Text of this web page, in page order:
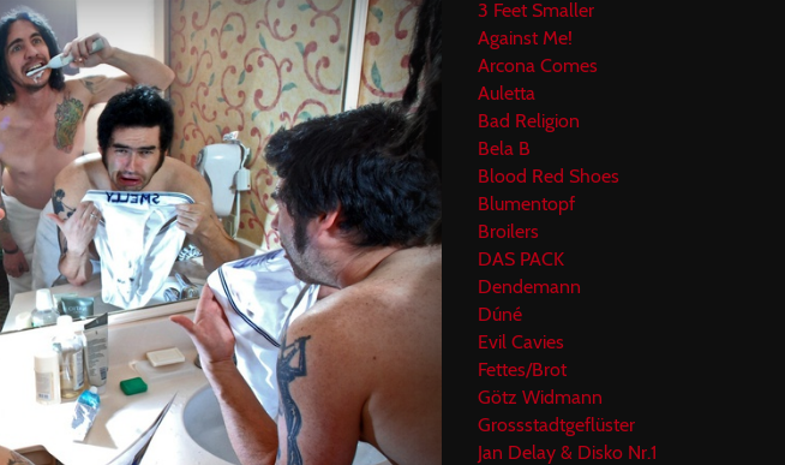
3 Feet Smaller
Against Me!
Arcona Comes
Auletta
Bad Religion
Bela B
Blood Red Shoes
Blumentopf
Broilers
DAS PACK
Dendemann
Dúné
Evil Cavies
Fettes/Brot
Götz Widmann
Grossstadtgeflüster
Jan Delay & Disko Nr.1